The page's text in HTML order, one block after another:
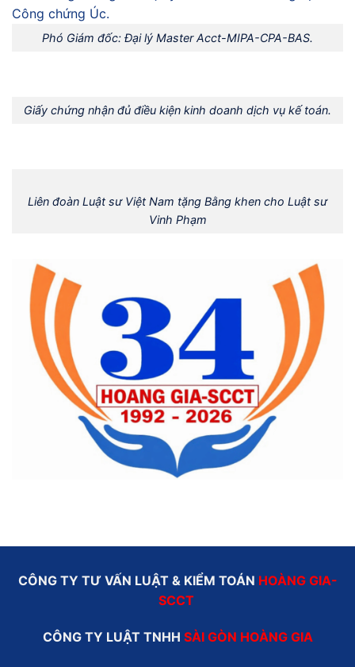
Phó Giám đốc: Đại lý Master Acct-MIPA-CPA-BAS.
Giấy chứng nhận đủ điều kiện kinh doanh dịch vụ kế toán.
Liên đoàn Luật sư Việt Nam tặng Bằng khen cho Luật sư
Vinh Phạm
CÔNG TY TƯ VẤN LUẬT & KIỂM TOÁN HOÀNG GIA-
SCCT
CÔNG TY LUẬT TNHH SÀI GÒN HOÀNG GIA